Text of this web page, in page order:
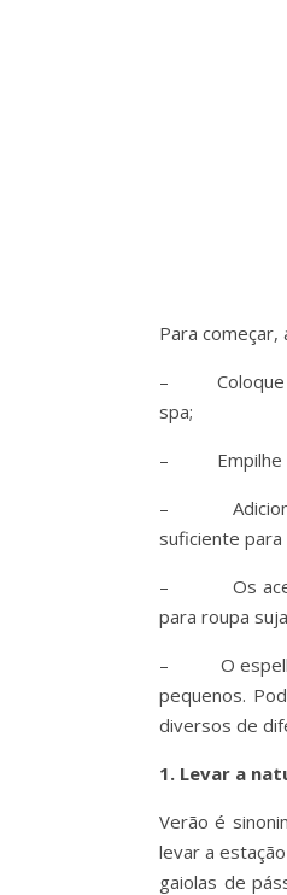
Para começar,
– Coloque
spa;
– Empilhe
– Adicione
suficiente para
– Os
para roupa
– O espelho
pequenos.
diversos de
1. Levar a
Verão é
levar a
gaiolas de